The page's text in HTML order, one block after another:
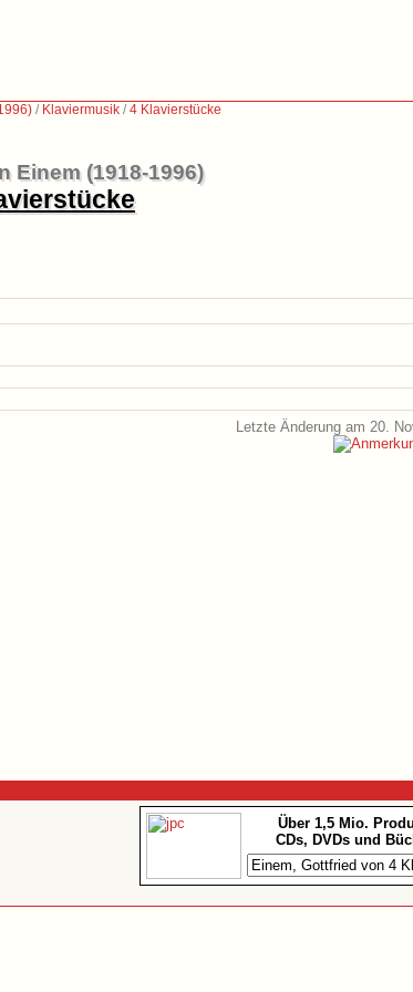
/ Klaviermusik /4 Klavierstücke
Einem (1918-1996)
Letzte Änderung am 20.
Über 1,5 Mio.
CDs, DVDs und